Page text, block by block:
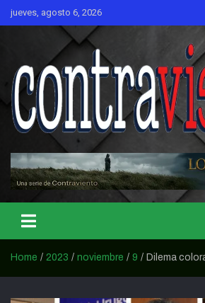
Skip
jueves, agosto 6, 2026
CONTRAVIENTO
Home 2023 noviembre 9 Dilema